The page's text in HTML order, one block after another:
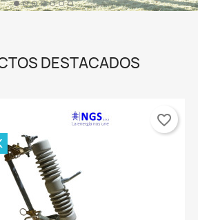
DESTACADOS
favorite_border